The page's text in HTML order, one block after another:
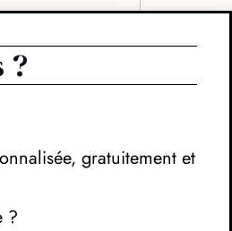
?
gratuitement et
?